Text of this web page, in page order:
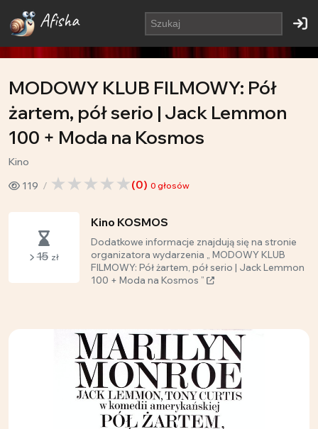
Afisha
MODOWY KLUB FILMOWY: Pół
żartem, pół serio | Jack Lemmon
100 + Moda na Kosmos
Kino
119
(0) 0 głosów
15 zł
Kino KOSMOS
Dodatkowe informacje znajdują się na stronie
organizatora wydarzenia „ MODOWY KLUB
FILMOWY: Pół żartem, pół serio | Jack Lemmon
100 + Moda na Kosmos ”